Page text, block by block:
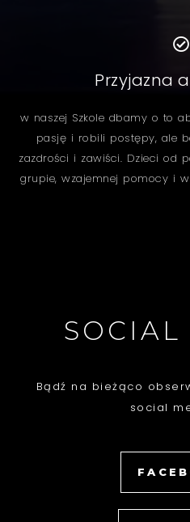
Przyjazna
w naszej Szkole dbamy o to
pasję i robili postępy, ale
zazdrości i zawiści. Dzieci od
grupie, wzajemnej pomocy i
Bądź na bieżąco
social